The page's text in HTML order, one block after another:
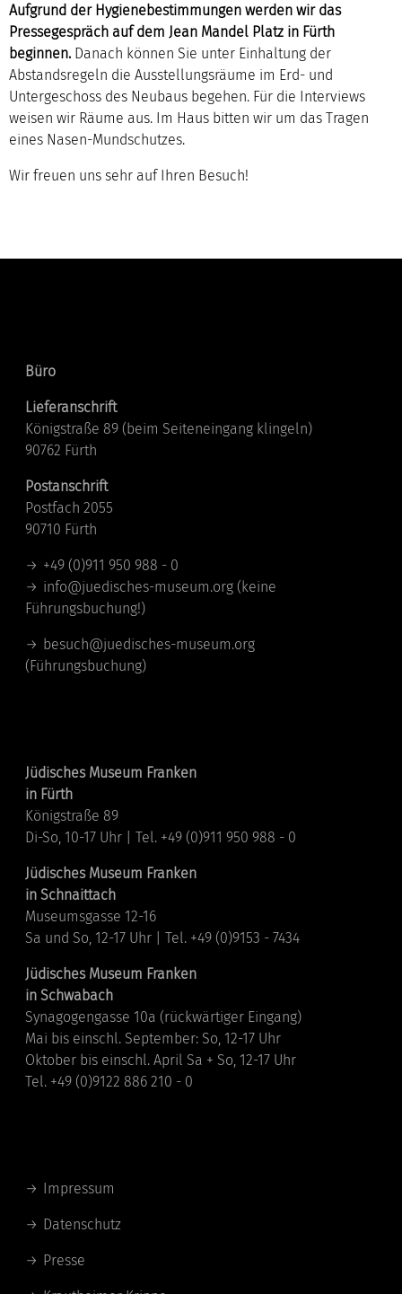
Aufgrund der Hygienebestimmungen werden wir das
Pressegespräch auf dem Jean Mandel Platz in Fürth
beginnen. Danach können Sie unter Einhaltung der
Abstandsregeln die Ausstellungsräume im Erd- und
Untergeschoss des Neubaus begehen. Für die Interviews
weisen wir Räume aus. Im Haus bitten wir um das Tragen
eines Nasen-Mundschutzes.
Wir freuen uns sehr auf Ihren Besuch!
Büro
Lieferanschrift
Königstraße 89 (beim Seiteneingang klingeln)
90762 Fürth
Postanschrift
Postfach 2055
90710 Fürth
+49 (0)911 950 988 - 0
info@juedisches-museum.org (keine
Führungsbuchung!)
besuch@juedisches-museum.org
(Führungsbuchung)
Jüdisches Museum Franken
in Fürth
Königstraße 89
Di-So, 10-17 Uhr | Tel. +49 (0)911 950 988 - 0
Jüdisches Museum Franken
in Schnaittach
Museumsgasse 12-16
Sa und So, 12-17 Uhr | Tel. +49 (0)9153 - 7434
Jüdisches Museum Franken
in Schwabach
Synagogengasse 10a (rückwärtiger Eingang)
Mai bis einschl. September: So, 12-17 Uhr
Oktober bis einschl. April Sa + So, 12-17 Uhr
Tel. +49 (0)9122 886 210 - 0
Impressum
Datenschutz
Presse